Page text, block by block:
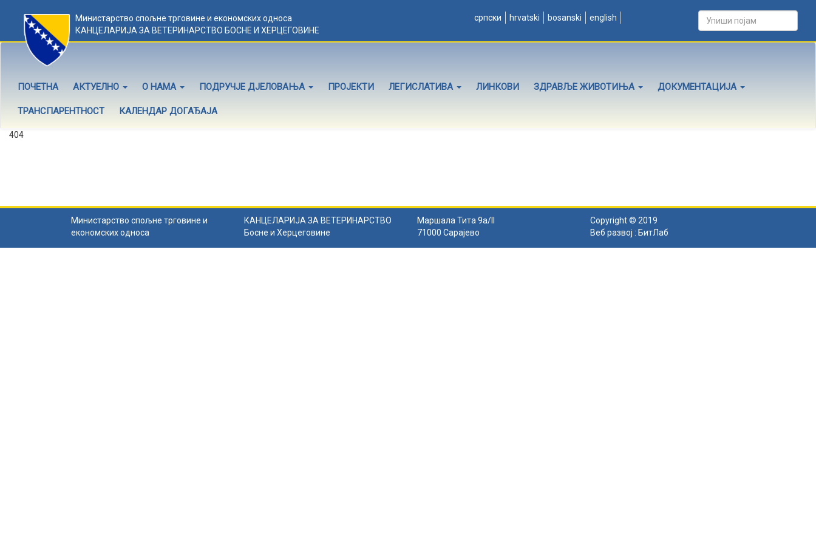
Министарство спољне трговине и економских односа
КАНЦЕЛАРИЈА ЗА ВЕТЕРИНАРСТВО БОСНЕ И ХЕРЦЕГОВИНЕ
српски hrvatski bosanski english
ПОЧЕТНА АКТУЕЛНО О НАМА ПОДРУЧЈЕ ДЈЕЛОВАЊА ПРОЈЕКТИ ЛЕГИСЛАТИВА ЛИНКОВИ ЗДРАВЉЕ ЖИВОТИЊА ДОКУМЕНТАЦИЈА
ТРАНСПАРЕНТНОСТ КАЛЕНДАР ДОГАЂАЈА
404
Министарство спољне трговине и
економских односа
КАНЦЕЛАРИЈА ЗА ВЕТЕРИНАРСТВО
Босне и Херцеговине
Маршала Тита 9а/II
71000 Сарајево
Copyright © 2019
Веб развој : БитЛаб